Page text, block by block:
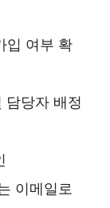
입 여부 확
담당자 배정
이메일로